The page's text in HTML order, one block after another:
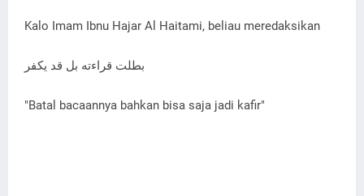
Kalo Imam Ibnu Hajar Al Haitami, beliau meredaksikan
بطلت قراءته بل قد يكفر
"Batal bacaannya bahkan bisa saja jadi kafir"